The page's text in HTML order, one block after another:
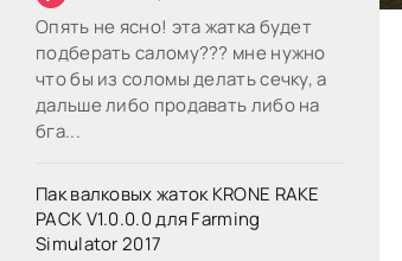
Опять не ясно! эта жатка будет
подберать салому??? мне нужно
что бы из соломы делать сечку, а
дальше либо продавать либо на
бга...
Пак валковых жаток KRONE RAKE
PACK V1.0.0.0 для Farming
Simulator 2017